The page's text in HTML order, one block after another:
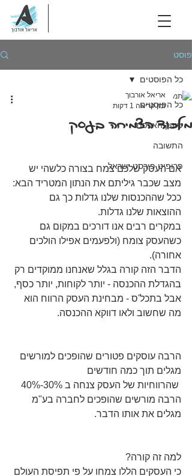
פוסט
כל הפוסטים
שיווק האכפתי
התשובה
פרופיט פירסט ישראל
כל הפוסטים
מילכוד הצמיחה בעסק
אריאל אורבוך
זמן קריאה 1 דקות
אם העסק שלכם צמח בצורה כלשהי יש
מצב שכבר גיליתם את הנתון המטריד הבא:
ככל שההכנסות שלנו גדלות כך גם
ההוצאות שלנו גדלות.
במקרים רבים אנו דורכים במקום גם
כשהעסק צומח (ולפעמים אפילו הולכים
אחורה).
הדבר הזה קורה בגלל שאנחנו ממוקדים רק
בהגדלת ההכנסה - יותר לקוחות, יותר כסף,
אבל בתכל'ס - מבחינת העסק הרווח הוא
מה שחשוב ולאו דווקא ההכנסה.
הרבה עוסקים פטורים שהופכים למורשים
מגלים תוך כמה חודשים
שהרווחיות של העסק צנחה ב 30%-40%
הרבה מורשים שהופכים לחברה בע"מ
מגלים את אותו הדבר.
למה זה קורה?
כי העסקים הללו צמחו על פי תפיסת העולם